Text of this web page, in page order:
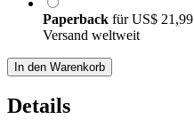
Paperback fürUS$ 21,99
Versand weltweit
In den Warenkorb
Details